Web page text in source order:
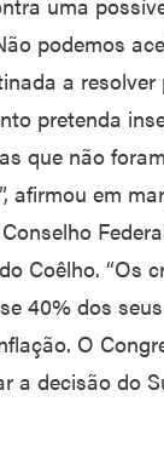
podemos
a resolver
pretenda
que não
afirmou em
Coêlho. “Os
40% dos
O
a decisão do